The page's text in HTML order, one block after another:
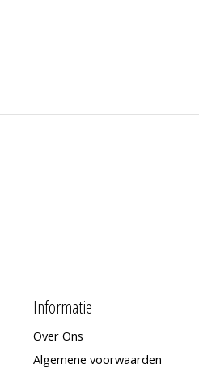
Informatie
Over Ons
Algemene voorwaarden